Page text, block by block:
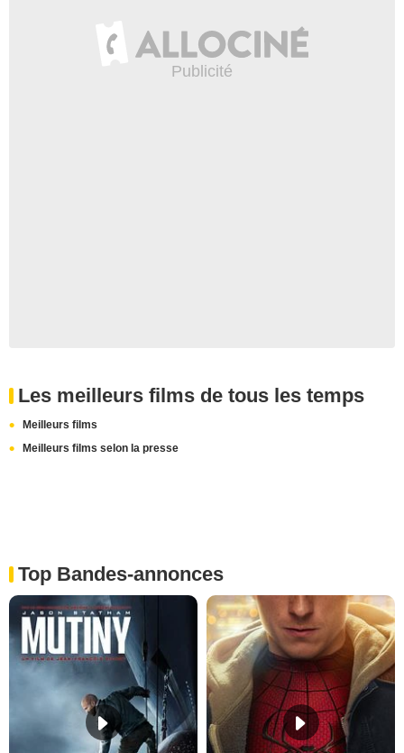
Les meilleurs films de tous les temps
Meilleurs films
Meilleurs films selon la presse
Top Bandes-annonces